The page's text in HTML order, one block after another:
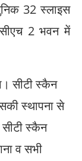
32 स्लाइस
2 भवन में
सीटी स्कैन
स्थापना से
स्कैन
व सभी